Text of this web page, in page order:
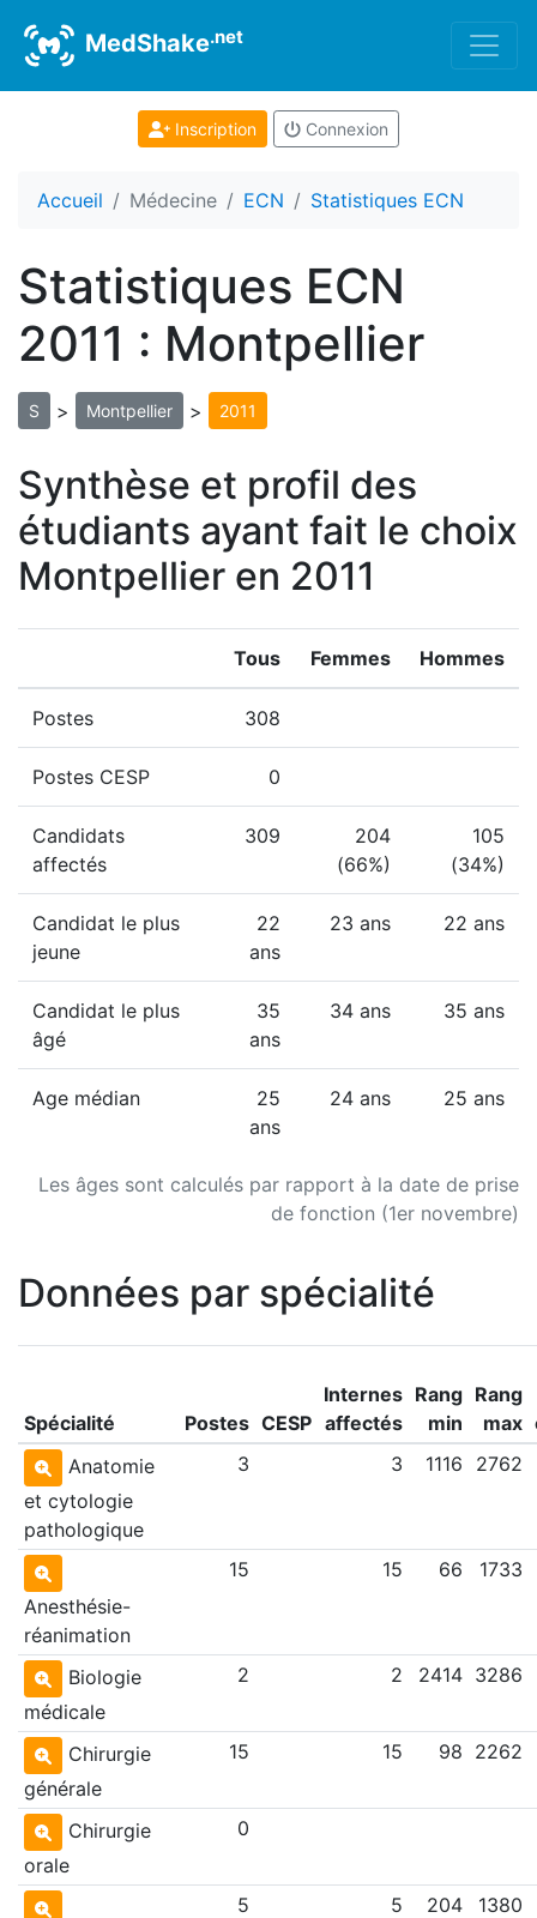
MedShake.net
Inscription Connexion
Accueil Médecine ECN Statistiques ECN
Statistiques ECN
2011 : Montpellier
S > Montpellier > 2011
Synthèse et profil des
étudiants ayant fait le choix
Montpellier en 2011
Les âges sont calculés par rapport à la date de prise
de fonction (1er novembre)
Tous Femmes Hommes
Postes 308
Postes CESP 0
Candidats
affectés
309
204
(66%)
105
(34%)
Candidat le plus
jeune
22
ans
23 ans 22 ans
Candidat le plus
âgé
35
ans
34 ans 35 ans
Age médian
25
ans
24 ans 25 ans
Données par spécialité
Spécialité Postes CESP
Internes
affectés
Rang
min
Rang
max
Anatomie
et cytologie
pathologique
3 3 1116 2762
Anesthésie-
réanimation
15 15 66 1733
Biologie
médicale
2 2 2414 3286
Chirurgie
générale
15 15 98 2262
Chirurgie
orale
0
5 5 204 1380